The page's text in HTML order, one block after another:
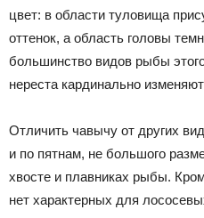
цвет: в области туловища
оттенок, а область головы
большинство видов рыбы
нереста кардинально
Отличить чавычу от других
и по пятнам, не большого
хвосте и плавниках рыбы.
нет характерных для